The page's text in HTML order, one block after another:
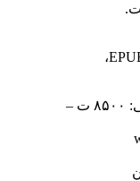
چاپ ۱۳۹۹: ۶۹۰۰۰ ت قیمت الکترونیکی: ۸۵۰۰ ت –